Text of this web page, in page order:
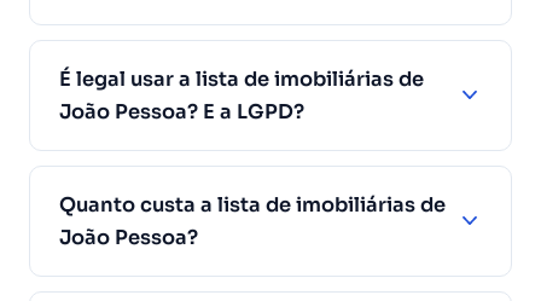
É legal usar a lista de imobiliárias de
João Pessoa? E a LGPD?
Quanto custa a lista de imobiliárias de
João Pessoa?